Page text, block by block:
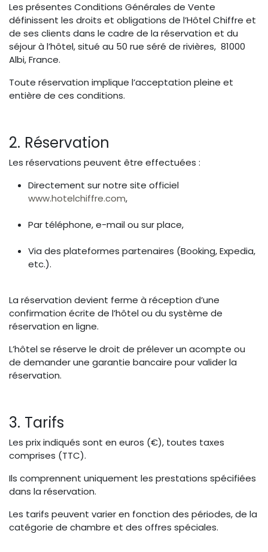
Les présentes Conditions Générales de Vente
définissent les droits et obligations de l’Hôtel Chiffre et
de ses clients dans le cadre de la réservation et du
séjour à l’hôtel, situé au 50 rue séré de rivières, 81000
Albi, France.
Toute réservation implique l’acceptation pleine et
entière de ces conditions.
2. Réservation
Les réservations peuvent être effectuées :
Directement sur notre site officiel
www.hotelchiffre.com,
Par téléphone, e-mail ou sur place,
Via des plateformes partenaires (Booking, Expedia,
etc.).
La réservation devient ferme à réception d’une
confirmation écrite de l’hôtel ou du système de
réservation en ligne.
L’hôtel se réserve le droit de prélever un acompte ou
de demander une garantie bancaire pour valider la
réservation.
3. Tarifs
Les prix indiqués sont en euros (€), toutes taxes
comprises (TTC).
Ils comprennent uniquement les prestations spécifiées
dans la réservation.
Les tarifs peuvent varier en fonction des périodes, de la
catégorie de chambre et des offres spéciales.